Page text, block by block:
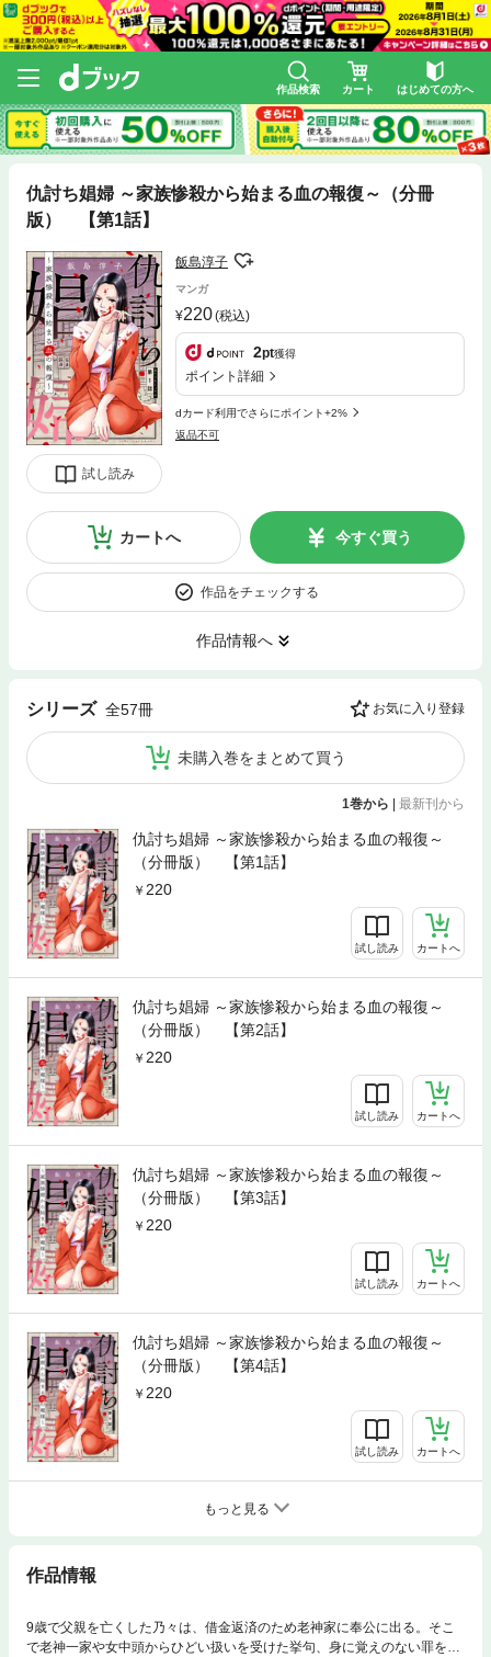
作品検索 カート はじめての方へ
仇討ち娼婦 ～家族惨殺から始まる血の報復～（分冊
版） 【第1話】
試し読み
飯島淳子
マンガ
220(税込)
2pt獲得
ポイント詳細
dカード利用でさらにポイント+2%
返品不可
カートへ 今すぐ買う
作品をチェックする
作品情報へ
シリーズ 全57冊 お気に入り登録
未購入巻をまとめて買う
1巻から | 最新刊から
仇討ち娼婦 ～家族惨殺から始まる血の報復～
（分冊版） 【第1話】
220
試し読み カートへ
仇討ち娼婦 ～家族惨殺から始まる血の報復～
（分冊版） 【第2話】
220
試し読み カートへ
仇討ち娼婦 ～家族惨殺から始まる血の報復～
（分冊版） 【第3話】
220
試し読み カートへ
仇討ち娼婦 ～家族惨殺から始まる血の報復～
（分冊版） 【第4話】
220
試し読み カートへ
もっと見る
作品情報
9歳で父親を亡くした乃々は、借金返済のため老神家に奉公に出る。そこ
で老神一家や女中頭からひどい扱いを受けた挙句、身に覚えのない罪を着